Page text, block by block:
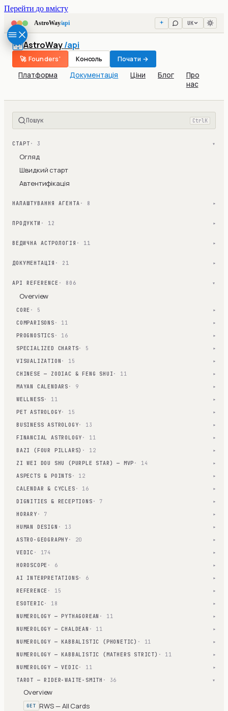
Перейти до вмісту
AstroWay/api UK
AstroWay/api
Платформа Документація Ціни Блог
Про
нас
🚀 Founders' Консоль Почати →
Пошук Ctrl K
СТАРТ · 3 ▾
Огляд
Швидкий старт
Автентифікація
НАЛАШТУВАННЯ АГЕНТА · 8 ▾
ПРОДУКТИ · 12 ▾
ВЕДИЧНА АСТРОЛОГІЯ · 11 ▾
ДОКУМЕНТАЦІЯ · 21 ▾
API REFERENCE · 806 ▾
Overview
CORE · 5 ▾
COMPARISONS · 11 ▾
PROGNOSTICS · 16 ▾
SPECIALIZED CHARTS· 5 ▾
VISUALIZATION · 15 ▾
CHINESE — ZODIAC & FENG SHUI · 11 ▾
MAYAN CALENDARS · 9 ▾
WELLNESS· 11 ▾
PET ASTROLOGY· 15 ▾
BUSINESS ASTROLOGY· 13 ▾
FINANCIAL ASTROLOGY · 11 ▾
BAZI (FOUR PILLARS) · 12 ▾
ZI WEI DOU SHU (PURPLE STAR) — MVP · 14 ▾
ASPECTS & POINTS · 12 ▾
CALENDAR & CYCLES · 16 ▾
DIGNITIES & RECEPTIONS · 7 ▾
HORARY · 7 ▾
HUMAN DESIGN · 13 ▾
ASTRO-GEOGRAPHY · 20 ▾
VEDIC · 174 ▾
HOROSCOPE · 6 ▾
AI INTERPRETATIONS· 6 ▾
REFERENCE · 15 ▾
ESOTERIC· 18 ▾
NUMEROLOGY — PYTHAGOREAN · 11 ▾
NUMEROLOGY — CHALDEAN · 11 ▾
NUMEROLOGY — KABBALISTIC (PHONETIC) · 11 ▾
NUMEROLOGY — KABBALISTIC (MATHERS STRICT) · 11 ▾
NUMEROLOGY — VEDIC· 11 ▾
TAROT — RIDER-WAITE-SMITH · 36 ▾
Overview
GET RWS — All Cards